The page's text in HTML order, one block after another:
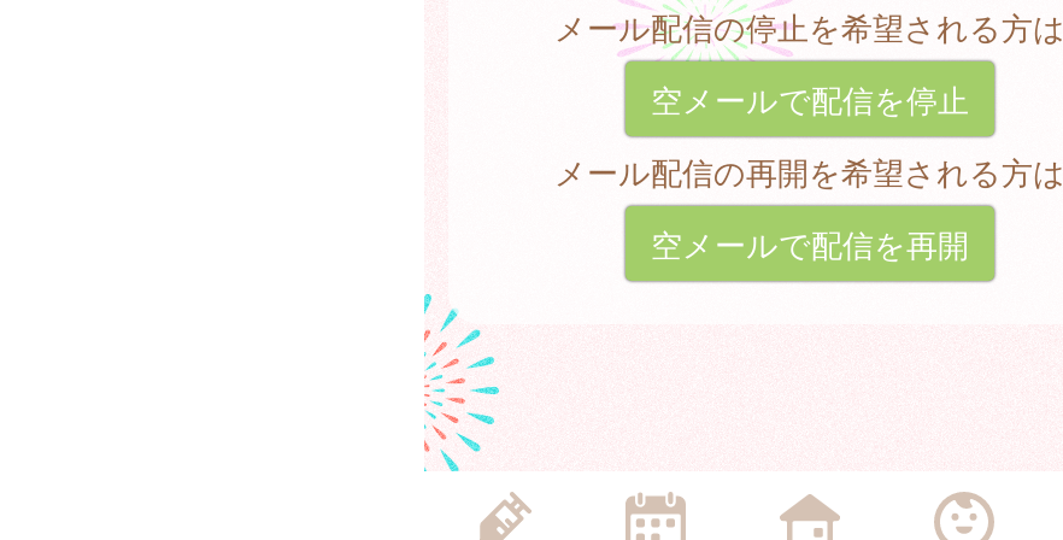
メール配信の停止を希望される方は
空メールで配信を停止
メール配信の再開を希望される方は
空メールで配信を再開